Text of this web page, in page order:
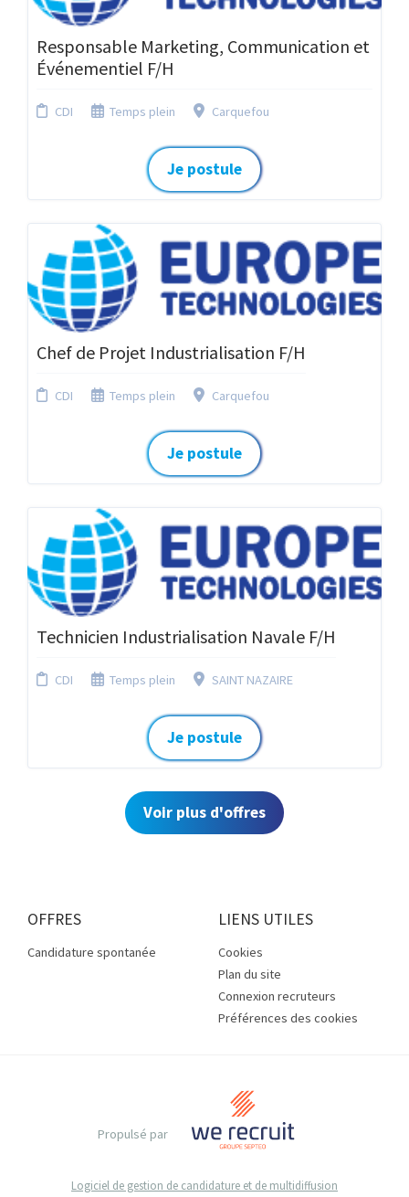
Responsable Marketing, Communication et
Événementiel F/H
CDI Temps plein Carquefou
Je postule
Chef de Projet Industrialisation F/H
CDI Temps plein Carquefou
Je postule
Technicien Industrialisation Navale F/H
CDI Temps plein SAINT NAZAIRE
Je postule
Voir plus d'offres
OFFRES
Candidature spontanée
LIENS UTILES
Cookies
Plan du site
Connexion recruteurs
Préférences des cookies
Propulsé par
Logiciel de gestion de candidature et de multidiffusion